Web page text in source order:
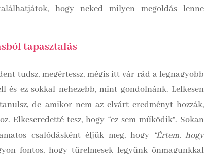
hogy neked milyen megoldás lenne
tapasztalás
tudsz, megértessz, mégis itt vár rád a legnagyobb
és ez sokkal nehezebb, mint gondolnánk. Lelkesen
de amikor nem az elvárt eredményt hozzák,
Elkeseredetté tesz, hogy “ez sem működik”. Sokan
csalódásként éljük meg, hogy “Értem, hogy
fontos, hogy türelmesek legyünk önmagunkkal